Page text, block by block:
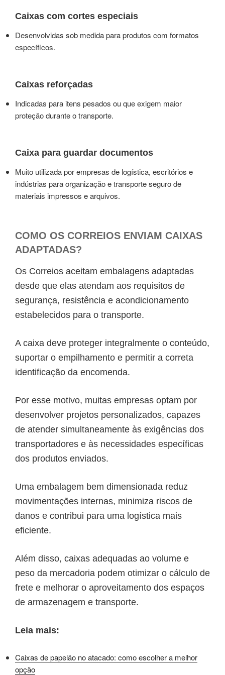
Caixas com cortes especiais
Desenvolvidas sob medida para produtos com formatos
específicos.
Caixas reforçadas
Indicadas para itens pesados ou que exigem maior
proteção durante o transporte.
Caixa para guardar documentos
Muito utilizada por empresas de logística, escritórios e
indústrias para organização e transporte seguro de
materiais impressos e arquivos.
COMO OS CORREIOS ENVIAM CAIXAS
ADAPTADAS?
Os Correios aceitam embalagens adaptadas
desde que elas atendam aos requisitos de
segurança, resistência e acondicionamento
estabelecidos para o transporte.
A caixa deve proteger integralmente o conteúdo,
suportar o empilhamento e permitir a correta
identificação da encomenda.
Por esse motivo, muitas empresas optam por
desenvolver projetos personalizados, capazes
de atender simultaneamente às exigências dos
transportadores e às necessidades específicas
dos produtos enviados.
Uma embalagem bem dimensionada reduz
movimentações internas, minimiza riscos de
danos e contribui para uma logística mais
eficiente.
Além disso, caixas adequadas ao volume e
peso da mercadoria podem otimizar o cálculo de
frete e melhorar o aproveitamento dos espaços
de armazenagem e transporte.
Leia mais:
Caixas de papelão no atacado: como escolher a melhor
opção